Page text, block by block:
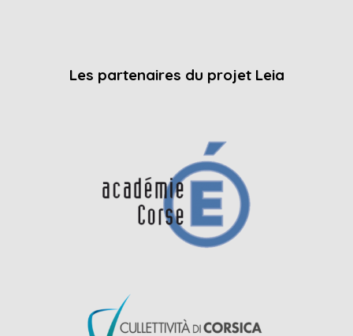
Les partenaires du projet Leia